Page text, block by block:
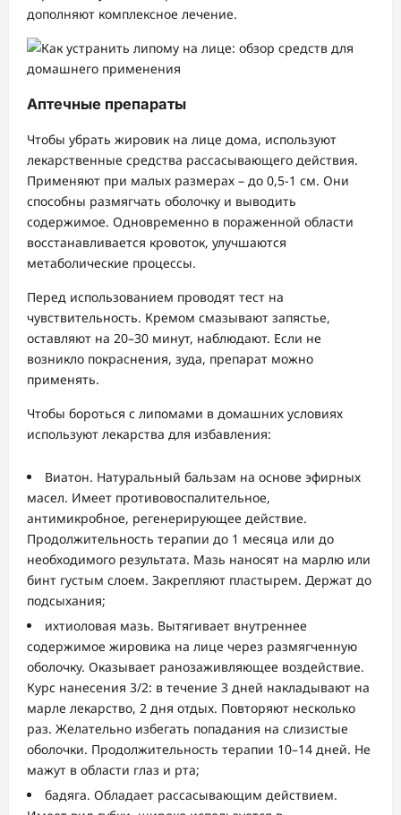
дополняют комплексное лечение.
Аптечные препараты
Чтобы убрать жировик на лице дома, используют
лекарственные средства рассасывающего действия.
Применяют при малых размерах – до 0,5-1 см. Они
способны размягчать оболочку и выводить
содержимое. Одновременно в пораженной области
восстанавливается кровоток, улучшаются
метаболические процессы.
Перед использованием проводят тест на
чувствительность. Кремом смазывают запястье,
оставляют на 20–30 минут, наблюдают. Если не
возникло покраснения, зуда, препарат можно
применять.
Чтобы бороться с липомами в домашних условиях
используют лекарства для избавления:
Виатон. Натуральный бальзам на основе эфирных
масел. Имеет противовоспалительное,
антимикробное, регенерирующее действие.
Продолжительность терапии до 1 месяца или до
необходимого результата. Мазь наносят на марлю или
бинт густым слоем. Закрепляют пластырем. Держат до
подсыхания;
ихтиоловая мазь. Вытягивает внутреннее
содержимое жировика на лице через размягченную
оболочку. Оказывает ранозаживляющее воздействие.
Курс нанесения 3/2: в течение 3 дней накладывают на
марле лекарство, 2 дня отдых. Повторяют несколько
раз. Желательно избегать попадания на слизистые
оболочки. Продолжительность терапии 10–14 дней. Не
мажут в области глаз и рта;
бадяга. Обладает рассасывающим действием.